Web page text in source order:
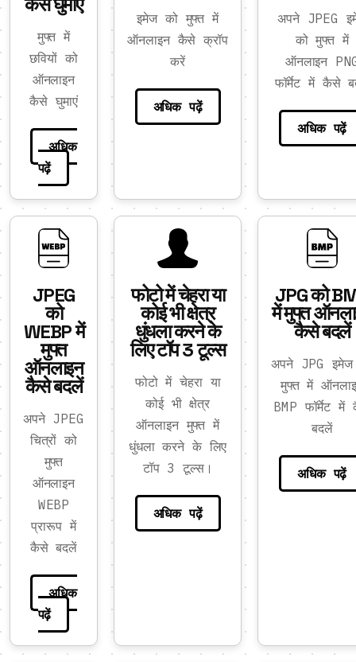
मुफ्त में
छवियों को
ऑनलाइन
कैसे घुमाएं
अधिक
पढ़ें
इमेज को मुफ्त में
ऑनलाइन कैसे क्रॉप
करें
अधिक पढ़ें
अपने JPEG
को मुफ्त में
ऑनलाइन
फॉर्मेट में कैसे
अधिक पढ़ें
JPEG
को
WEBP में
मुफ्त
ऑनलाइन
कैसे बदलें
अपने JPEG
चित्रों को
मुफ्त
ऑनलाइन
WEBP
प्रारूप में
कैसे बदलें
अधिक
पढ़ें
फोटो में चेहरा या
कोई भी क्षेत्र
धुंधला करने के
लिए टॉप 3 टूल्स
फोटो में चेहरा या
कोई भी क्षेत्र
ऑनलाइन मुफ्त में
धुंधला करने के लिए
टॉप 3 टूल्स।
अधिक पढ़ें
JPG को
में मुफ्त
कैसे बदलें
अपने JPG
मुफ्त में
BMP फॉर्मेट में
बदलें
अधिक पढ़ें